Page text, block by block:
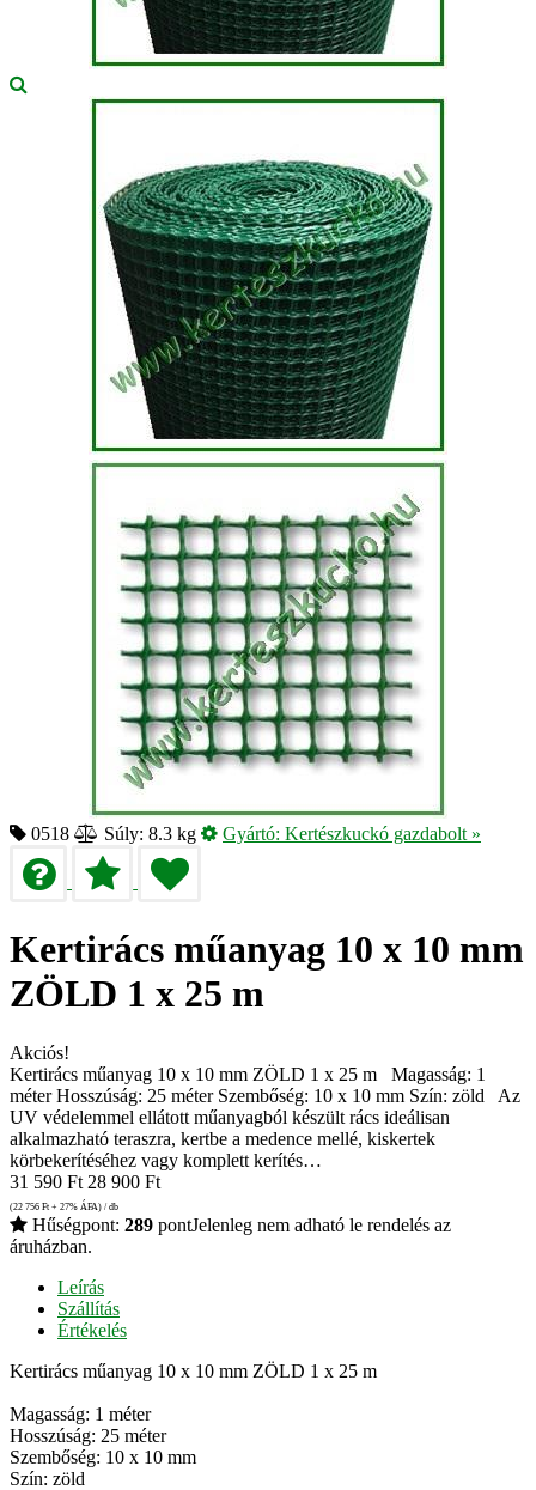
0518 Súly: 8.3 kg Gyártó: Kertészkuckó gazdabolt »
Kertirács műanyag 10 x 10 mm
ZÖLD 1 x 25 m
Akciós!
Kertirács műanyag 10 x 10 mm ZÖLD 1 x 25 m Magasság: 1
méter Hosszúság: 25 méter Szembőség: 10 x 10 mm Szín: zöld Az
UV védelemmel ellátott műanyagból készült rács ideálisan
alkalmazható teraszra, kertbe a medence mellé, kiskertek
körbekerítéséhez vagy komplett kerítés…
31 590 Ft 28 900 Ft
(22 756 Ft + 27% ÁFA) / db
Hűségpont: 289 pontJelenleg nem adható le rendelés az
áruházban.
Leírás
Szállítás
Értékelés
Kertirács műanyag 10 x 10 mm ZÖLD 1 x 25 m
Magasság: 1 méter
Hosszúság: 25 méter
Szembőség: 10 x 10 mm
Szín: zöld